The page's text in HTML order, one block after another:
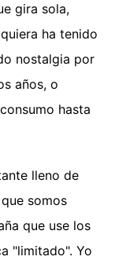
gira sola,
ha tenido
nostalgia por
años, o
hasta
lleno de
somos
que use los
"limitado". Yo